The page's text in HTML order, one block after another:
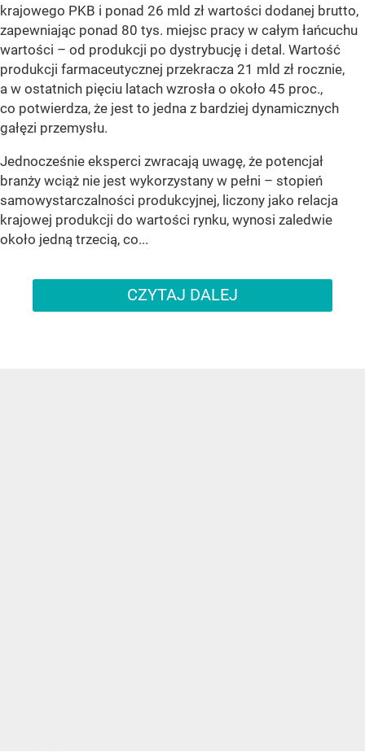
krajowego PKB i ponad 26 mld zł wartości dodanej brutto,
zapewniając ponad 80 tys. miejsc pracy w całym łańcuchu
wartości – od produkcji po dystrybucję i detal. Wartość
produkcji farmaceutycznej przekracza 21 mld zł rocznie,
a w ostatnich pięciu latach wzrosła o około 45 proc.,
co potwierdza, że jest to jedna z bardziej dynamicznych
gałęzi przemysłu.
Jednocześnie eksperci zwracają uwagę, że potencjał
branży wciąż nie jest wykorzystany w pełni – stopień
samowystarczalności produkcyjnej, liczony jako relacja
krajowej produkcji do wartości rynku, wynosi zaledwie
około jedną trzecią, co...
CZYTAJ DALEJ